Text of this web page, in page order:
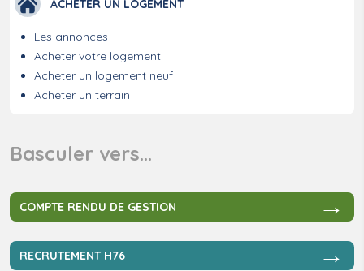
ACHETER UN LOGEMENT
Les annonces
Acheter votre logement
Acheter un logement neuf
Acheter un terrain
Basculer vers…
COMPTE RENDU DE GESTION →
RECRUTEMENT H76 →